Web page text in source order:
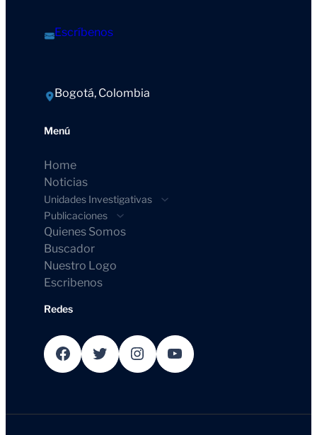
Escríbenos
Bogotá, Colombia
Menú
Home
Noticias
Unidades Investigativas
Publicaciones
Quienes Somos
Buscador
Nuestro Logo
Escribenos
Redes
Facebook Twitter Instagram YouTube